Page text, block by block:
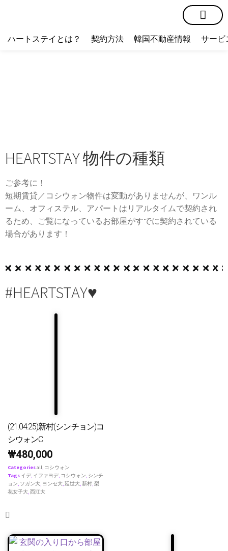
ハートステイとは？ 契約方法 韓国不動産情報 サービ
HEARTSTAY 物件の種類
ご参考に！
短期賃貸／コシウォン物件は変動がありませんが、ワンル
ーム、オフィステル、アパートはリアルタイムで契約され
るため、ご覧になっているお部屋がすでに契約されている
場合があります！
#HEARTSTAY♥
(21.04.25)新村(シンチョン)コ
シウォンC
₩480,000
Categoriesall, コシウォン
Tags イデ, イファヨデ, コシウォン, シンチ
ョン, ソガン大, ヨンセ大,延世大,新村,梨
花女子大,西江大